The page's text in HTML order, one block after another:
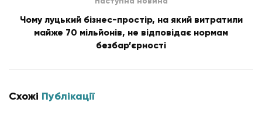
Чому луцький бізнес-простір, на який витратили
майже 70 мільйонів, не відповідає нормам
безбар’єрності
Схожі Публікації